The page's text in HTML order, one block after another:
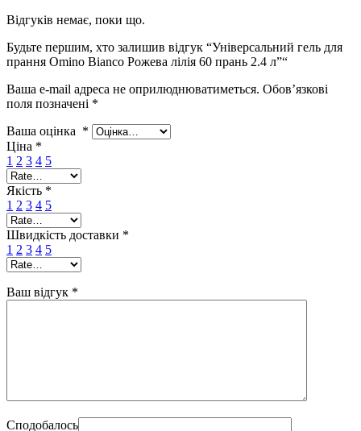
Відгуків немає, поки що.
Будьте першим, хто залишив відгук “Універсальний гель для
прання Omino Bianco Рожева лілія 60 прань 2.4 л”“
Ваша e-mail адреса не оприлюднюватиметься. Обов’язкові
поля позначені *
Ваша оцінка *
Ціна *
1 2 3 4 5
Якість *
1 2 3 4 5
Швидкість доставки *
1 2 3 4 5
Ваш відгук *
Сподобалось